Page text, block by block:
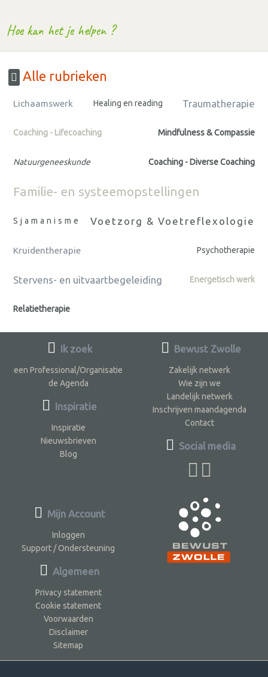
Hoe kan het je helpen ?
Alle rubrieken
Lichaamswerk Healing en reading Traumatherapie
Coaching - Lifecoaching Mindfulness & Compassie
Natuurgeneeskunde Coaching - Diverse Coaching
Familie- en systeemopstellingen
Sjamanisme Voetzorg & Voetreflexologie
Kruidentherapie Psychotherapie
Stervens- en uitvaartbegeleiding Energetisch werk
Relatietherapie
Ik zoek
een Professional/Organisatie
de Agenda
Inspiratie
Inspiratie
Nieuwsbrieven
Blog
Bewust Zwolle
Zakelijk netwerk
Wie zijn we
Landelijk netwerk
Inschrijven maandagenda
Contact
Social media
Mijn Account
Inloggen
Support / Ondersteuning
Algemeen
Privacy statement
Cookie statement
Voorwaarden
Disclaimer
Sitemap